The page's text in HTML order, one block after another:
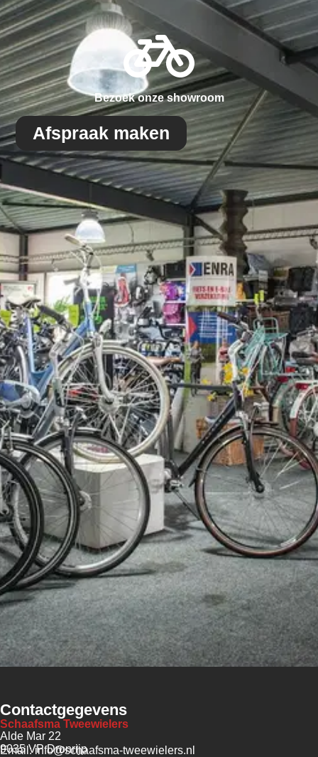
Bezoek onze showroom
Afspraak maken
Contactgegevens
Schaafsma Tweewielers
Alde Mar 22
9035 VP Dronrijp
Email: info@schaafsma-tweewielers.nl